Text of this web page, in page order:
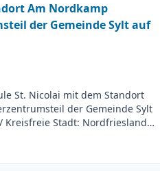
Am Nordkamp
der Gemeinde Sylt auf
St. Nicolai mit dem Standort
der Gemeinde Sylt
Kreisfreie Stadt: Nordfriesland
1. Fach: Deutsch 2. Fach: Sport
Teilzeit möglich
15.06.2026